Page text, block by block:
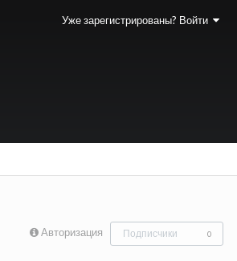
Уже зарегистрированы? Войти
Авторизация Подписчики 0